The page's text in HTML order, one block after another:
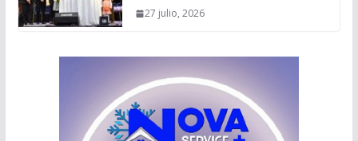
27 julio, 2026